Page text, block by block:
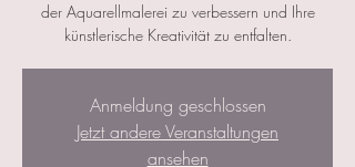
der Aquarellmalerei zu verbessern und Ihre
künstlerische Kreativität zu entfalten.
Anmeldung geschlossen
Jetzt andere Veranstaltungen
ansehen